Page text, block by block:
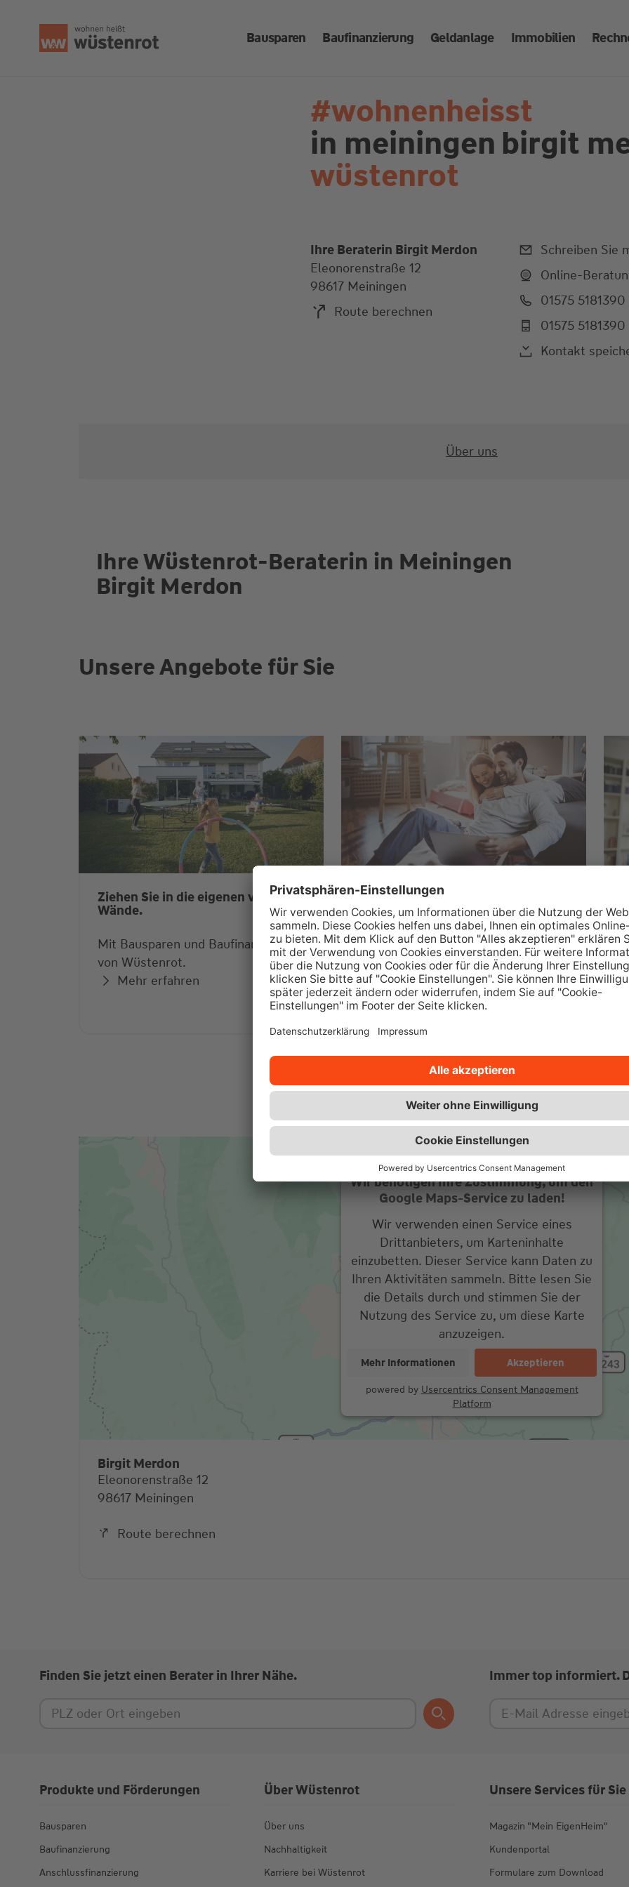
Bausparen Baufinanzierung Geldanlage Immobilien
#wohnenheisst
in meiningen birgit
wüstenrot
Ihre Beraterin Birgit Merdon
Eleonorenstraße 12
98617 Meiningen
Route berechnen
Schreiben Sie
Online-
01575 5181390
01575 5181390
Kontakt
Über uns
Ihre Wüstenrot-Beraterin in Meiningen
Birgit Merdon
Unsere Angebote für Sie
Ziehen Sie in die eigenen vier
Wände.
Mit Bausparen und Baufinanzierung
von Wüstenrot.
Mehr erfahren
Wüstenrot Wohnwelt
Über 350.000 Immobilienangebote
sowie interessante Ratgeber und
Beiträge.
Zur Wüstenrot Wohnwelt
Wir benötigen Ihre Zustimmung, um den
Google Maps-Service zu laden!
Wir verwenden einen Service eines
Drittanbieters, um Karteninhalte
einzubetten. Dieser Service kann Daten zu
Ihren Aktivitäten sammeln. Bitte lesen Sie
die Details durch und stimmen Sie der
Nutzung des Service zu, um diese Karte
anzuzeigen.
Mehr Informationen Akzeptieren
powered by Usercentrics Consent Management
Platform
Birgit Merdon
Eleonorenstraße 12
98617 Meiningen
Route berechnen
Finden Sie jetzt einen Berater in Ihrer Nähe. Immer top informiert.
Produkte und Förderungen
Bausparen
Baufinanzierung
Anschlussfinanzierung
Über Wüstenrot
Über uns
Nachhaltigkeit
Karriere bei Wüstenrot
Unsere Services für Sie
Magazin "Mein EigenHeim"
Kundenportal
Formulare zum Download